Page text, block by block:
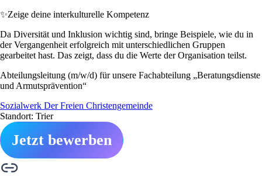
✨Zeige deine interkulturelle Kompetenz
Da Diversität und Inklusion wichtig sind, bringe Beispiele, wie du in
der Vergangenheit erfolgreich mit unterschiedlichen Gruppen
gearbeitet hast. Das zeigt, dass du die Werte der Organisation teilst.
Abteilungsleitung (m/w/d) für unsere Fachabteilung „Beratungsdienste
und Armutsprävention“
Sozialwerk Der Freien Christengemeinde
Standort: Trier
Jetzt bewerben